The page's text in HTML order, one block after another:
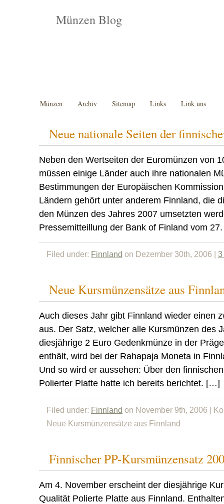
Münzen Blog
Münzen Archiv Sitemap Links Link uns
Neue nationale Seiten der
Neben den Wertseiten der Euromünzen von
müssen einige Länder auch ihre nationalen
Bestimmungen der Europäischen
Ländern gehört unter anderem Finnland, die
den Münzen des Jahres 2007 umsetzten
Pressemitteillung der Bank of Finland vom
Filed under: Finnland on Dezember 30th, 2006 | 3
Neue Kursmünzensätze aus
Auch dieses Jahr gibt Finnland wieder einen
aus. Der Satz, welcher alle Kursmünzen des
diesjährige 2 Euro Gedenkmünze in der
enthält, wird bei der Rahapaja Moneta in
Und so wird er aussehen: Über den
Polierter Platte hatte ich bereits berichtet. […]
Filed under: Finnland on November 9th, 2006 |
Neue Kursmünzensätze aus Finnland
Finnischer PP-Kursmünzensatz
Am 4. November erscheint der diesjährige
Qualität Polierte Platte aus Finnland.